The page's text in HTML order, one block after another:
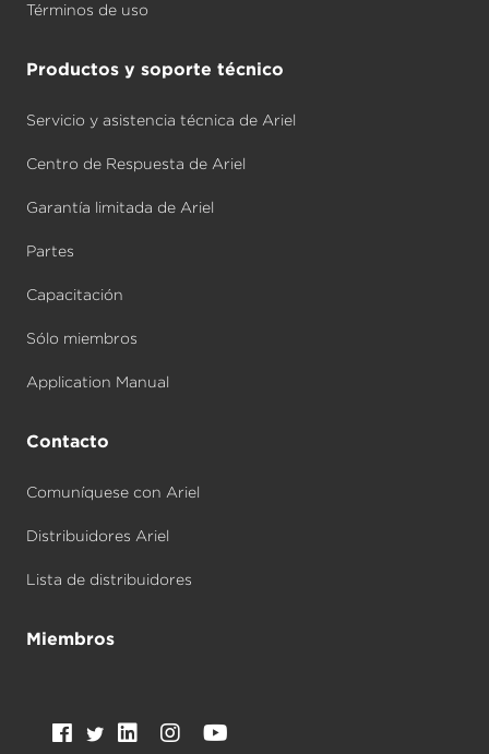
Términos de uso
Productos y soporte técnico
Servicio y asistencia técnica de Ariel
Centro de Respuesta de Ariel
Garantía limitada de Ariel
Partes
Capacitación
Sólo miembros
Application Manual
Contacto
Comuníquese con Ariel
Distribuidores Ariel
Lista de distribuidores
Miembros